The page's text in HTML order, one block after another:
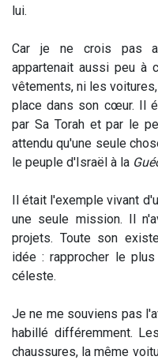
lui.
Car je ne crois pas
appartenait aussi peu à
vêtements, ni les
place dans son cœur. Il
par Sa Torah et par le
attendu qu'une seule
le peuple d'Israël à la
Il était l'exemple vivant
une seule mission. Il
projets. Toute son
idée : rapprocher le
céleste.
Je ne me souviens pas
habillé différemment.
chaussures, la même